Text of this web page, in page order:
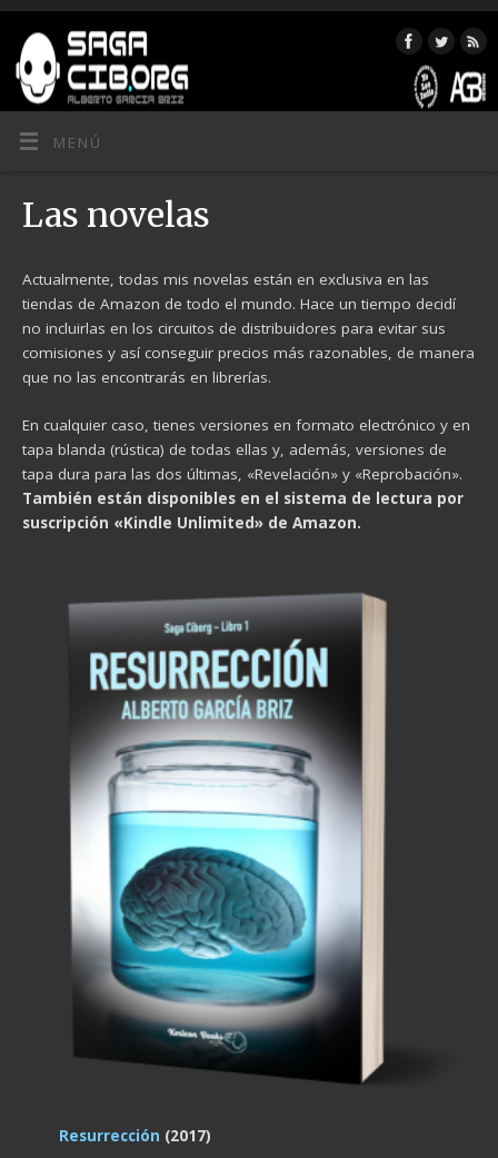
MENÚ
Las novelas
Actualmente, todas mis novelas están en exclusiva en las
tiendas de Amazon de todo el mundo. Hace un tiempo decidí
no incluirlas en los circuitos de distribuidores para evitar sus
comisiones y así conseguir precios más razonables, de manera
que no las encontrarás en librerías.
En cualquier caso, tienes versiones en formato electrónico y en
tapa blanda (rústica) de todas ellas y, además, versiones de
tapa dura para las dos últimas, «Revelación» y «Reprobación».
También están disponibles en el sistema de lectura por
suscripción «Kindle Unlimited» de Amazon.
Resurrección (2017)